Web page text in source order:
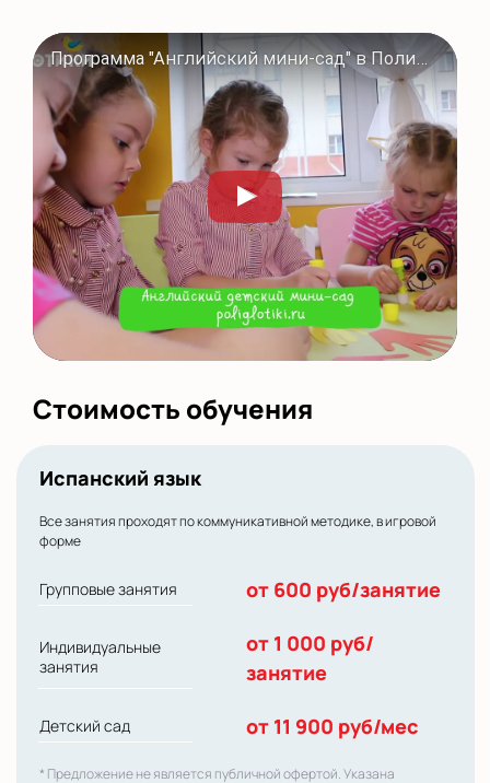
Программа "Английский мини-сад" в Полиглотиках
Стоимость обучения
Испанский язык
Все занятия проходят по коммуникативной методике, в игровой
форме
Групповые занятия от 600 руб/занятие
Индивидуальные
занятия
от 1 000 руб/
занятие
Детский сад от 11 900 руб/мес
* Предложение не является публичной офертой. Указана